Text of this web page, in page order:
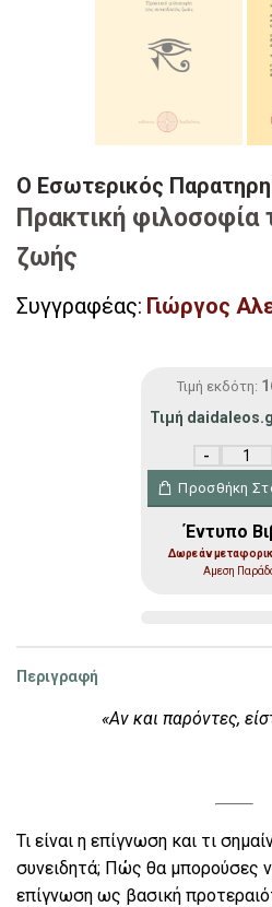
Ο Εσωτερικός
Πρακτική φιλοσοφία
ζωής
Συγγραφέας: Γιώργος
Τιμή εκδότη:
Τιμή
Ο
Προσθήκη
Έντυπο
Δωρεάν
Αμεση
Περιγραφή
«Αν και παρόντες,
Τι είναι η επίγνωση και τι
συνειδητά; Πώς θα µπορούσες
επίγνωση ως βασική